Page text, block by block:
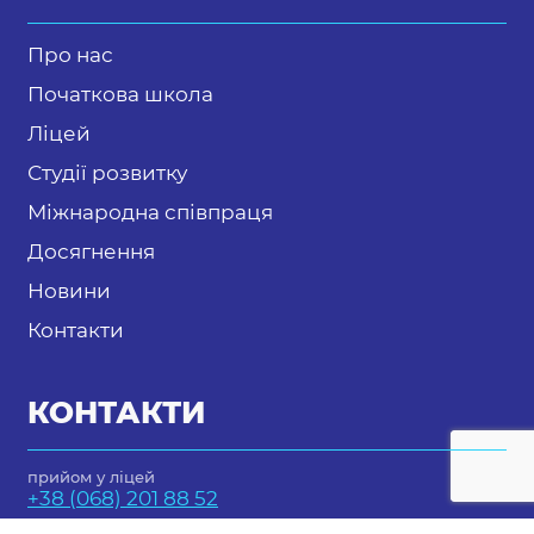
Про нас
Початкова школа
Ліцей
Студії розвитку
Міжнародна співпраця
Досягнення
Новини
Контакти
КОНТАКТИ
прийом у ліцей
+38 (068) 201 88 52